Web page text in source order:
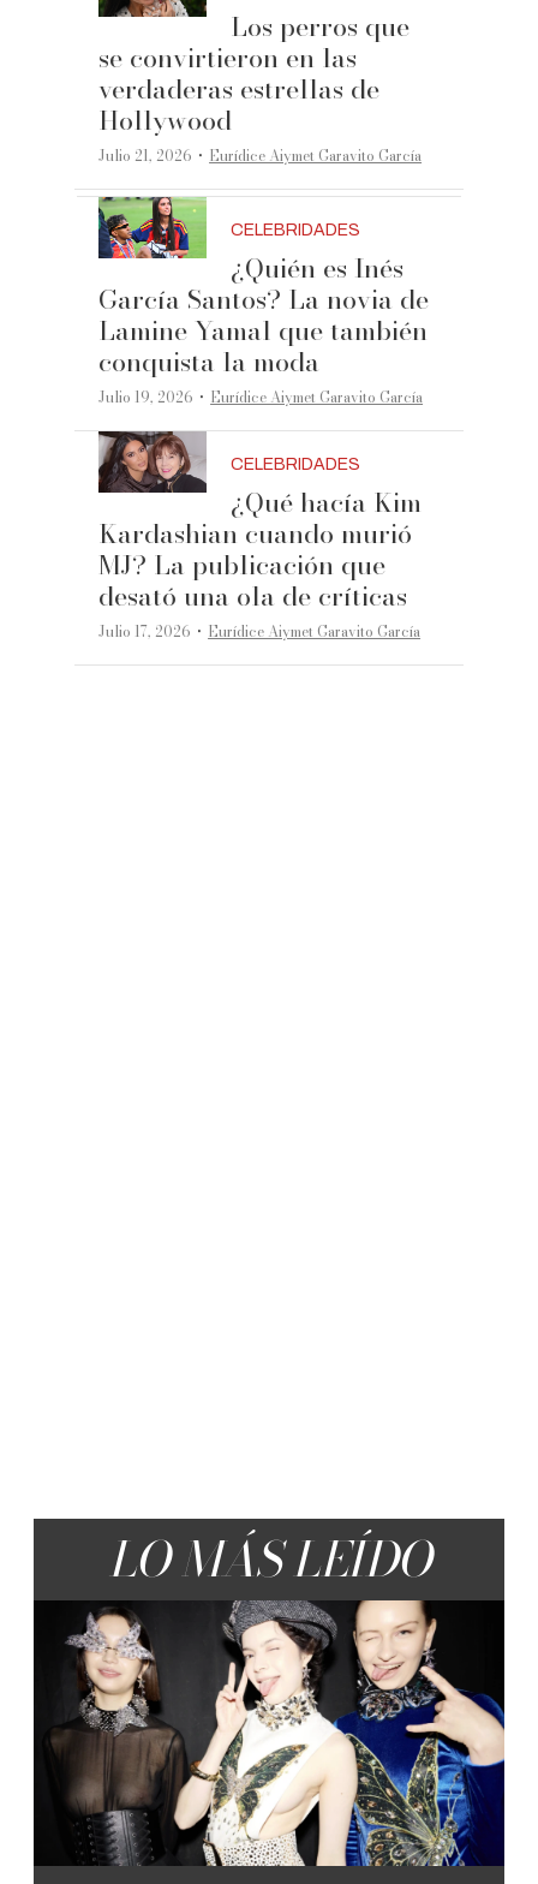
Los perros que
se convirtieron en las
verdaderas estrellas de
Hollywood
Julio 21, 2026 ·Eurídice Aiymet Garavito García
CELEBRIDADES
¿Quién es Inés
García Santos? La novia de
Lamine Yamal que también
conquista la moda
Julio 19, 2026 ·Eurídice Aiymet Garavito García
CELEBRIDADES
¿Qué hacía Kim
Kardashian cuando murió
MJ? La publicación que
desató una ola de críticas
Julio 17, 2026 ·Eurídice Aiymet Garavito García
LO MÁS LEÍDO